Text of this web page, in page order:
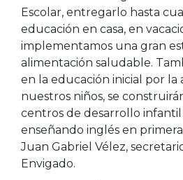
Escolar, entregarlo hasta
educación en casa, en
implementamos una gran
alimentación saludable.
en la educación inicial por la
nuestros niños, se
centros de desarrollo infantil
enseñando inglés en
Juan Gabriel Vélez,
Envigado.